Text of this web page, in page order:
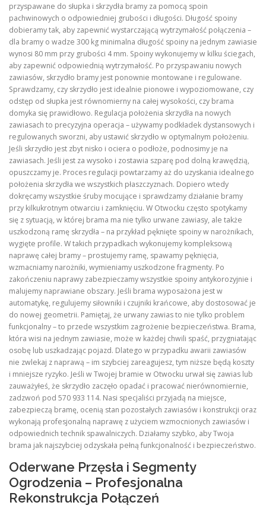
przyspawane do słupka i skrzydła bramy za pomocą spoin
pachwinowych o odpowiedniej grubości i długości. Długość spoiny
dobieramy tak, aby zapewnić wystarczającą wytrzymałość połączenia –
dla bramy o wadze 300 kg minimalna długość spoiny na jednym zawiasie
wynosi 80 mm przy grubości 4 mm. Spoiny wykonujemy w kilku ściegach,
aby zapewnić odpowiednią wytrzymałość. Po przyspawaniu nowych
zawiasów, skrzydło bramy jest ponownie montowane i regulowane.
Sprawdzamy, czy skrzydło jest idealnie pionowe i wypoziomowane, czy
odstęp od słupka jest równomierny na całej wysokości, czy brama
domyka się prawidłowo. Regulacja położenia skrzydła na nowych
zawiasach to precyzyjna operacja – używamy podkładek dystansowych i
regulowanych sworzni, aby ustawić skrzydło w optymalnym położeniu.
Jeśli skrzydło jest zbyt nisko i ociera o podłoże, podnosimy je na
zawiasach. Jeśli jest za wysoko i zostawia szparę pod dolną krawędzią,
opuszczamy je. Proces regulacji powtarzamy aż do uzyskania idealnego
położenia skrzydła we wszystkich płaszczyznach. Dopiero wtedy
dokręcamy wszystkie śruby mocujące i sprawdzamy działanie bramy
przy kilkukrotnym otwarciu i zamknięciu. W Otwocku często spotykamy
się z sytuacją, w której brama ma nie tylko urwane zawiasy, ale także
uszkodzoną ramę skrzydła – na przykład pęknięte spoiny w narożnikach,
wygięte profile. W takich przypadkach wykonujemy kompleksową
naprawę całej bramy – prostujemy ramę, spawamy pęknięcia,
wzmacniamy narożniki, wymieniamy uszkodzone fragmenty. Po
zakończeniu naprawy zabezpieczamy wszystkie spoiny antykorozyjnie i
malujemy naprawiane obszary. Jeśli brama wyposażona jest w
automatykę, regulujemy siłowniki i czujniki krańcowe, aby dostosować je
do nowej geometrii. Pamiętaj, że urwany zawias to nie tylko problem
funkcjonalny – to przede wszystkim zagrożenie bezpieczeństwa. Brama,
która wisi na jednym zawiasie, może w każdej chwili spaść, przygniatając
osobę lub uszkadzając pojazd. Dlatego w przypadku awarii zawiasów
nie zwlekaj z naprawą – im szybciej zareagujesz, tym niższe będą koszty
i mniejsze ryzyko. Jeśli w Twojej bramie w Otwocku urwał się zawias lub
zauważyłeś, że skrzydło zaczęło opadać i pracować nierównomiernie,
zadzwoń pod 570 933 114. Nasi specjaliści przyjadą na miejsce,
zabezpieczą bramę, ocenią stan pozostałych zawiasów i konstrukcji oraz
wykonają profesjonalną naprawę z użyciem wzmocnionych zawiasów i
odpowiednich technik spawalniczych. Działamy szybko, aby Twoja
brama jak najszybciej odzyskała pełną funkcjonalność i bezpieczeństwo.
Oderwane Przęsła i Segmenty
Ogrodzenia – Profesjonalna
Rekonstrukcja Połączeń